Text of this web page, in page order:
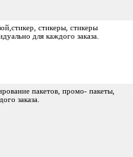
стикеры, стикеры
для каждого заказа.
пакетов, промо- пакеты,
заказа.